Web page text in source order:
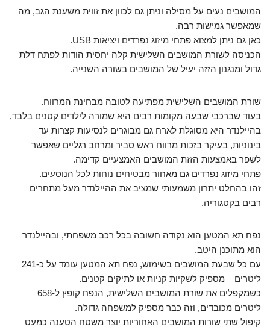
המושבים נעים על מסילה וניתן גם לכוון את זווית משענת הגב, מה
שמאפשר גמישות רבה.
כאן גם ניתן למצוא פתחי מיזוג נפרדים ויציאות USB.
הכניסה לשורת המושבים השלישית קלה יחסית הודות לפתח דלת
גדול ומנגנון הזזה יעיל של המושבים בשורה השנייה.
שורת המושבים השלישית מפתיעה לטובה מבחינת המרווח.
בעוד שברכבי שבעה מקומות רבים היא שמורה לילדים קטנים בלבד,
בהיילנדר היא מסוגלת לארח גם מבוגרים לנסיעות קצרות עד
בינוניות, בעיקר בזכות מרווח ראש סביר ומרחב רגליים שאפשר
לשפר באמצעות הזזת המושבים האמצעיים קדימה.
פתחי מיזוג נפרדים גם מאחור מבטיחים נוחות לכל הנוסעים.
זהו בהחלט יתרון משמעותי שמציב את ההיילנדר מעל מתחרים
רבים בקטגוריה.
נפח תא המטען הוא נקודה חשובה בכל רכב משפחתי, ובהיילנדר
הוא מתוכנן היטב.
עם כל שבעת המושבים בשימוש, נפח תא המטען עומד על כ-241
ליטרים – מספיק לשקיות קניות או לתיקים קטנים.
כשמקפלים את שורת המושבים השלישית, הנפח קופץ ל-658
ליטרים מכובדים, וזה כבר מספיק למשפחה גדולה.
קיפול שתי שורות המושבים האחוריות יוצר משטח הטענה כמעט